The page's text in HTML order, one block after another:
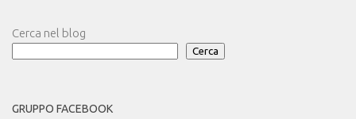
Cerca nel blog
Cerca
GRUPPO FACEBOOK